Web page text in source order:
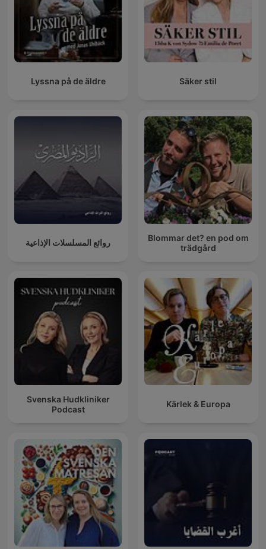
Lyssna på de äldre Säker stil
روائع المسلسلات الإذاعية
Blommar det? en pod om
trädgård
Svenska Hudkliniker
Podcast
Kärlek & Europa